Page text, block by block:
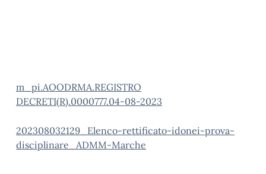
m_pi.AOODRMA.REGISTRO
DECRETI(R).0000777.04-08-2023
202308032129_Elenco-rettificato-idonei-prova-
disciplinare_ADMM-Marche